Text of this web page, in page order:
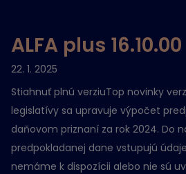
ALFA plus 16.10.00
22. 1. 2025
Stiahnuť plnú verziuTop novinky
legislatívy sa upravuje výpočet
daňovom priznaní za rok 2024. Do
predpokladanej dane vstupujú
nemáme k dispozícii alebo nie sú